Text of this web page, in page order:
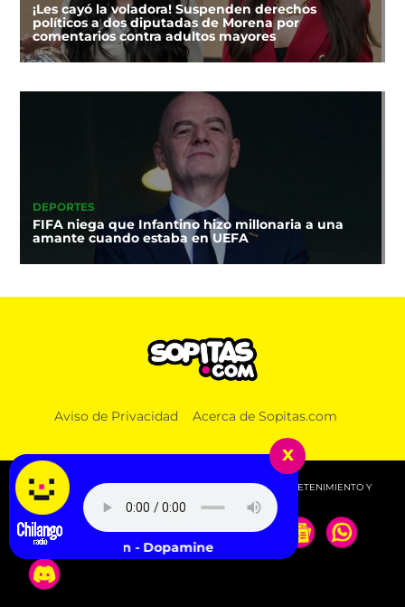
¡Les cayó la voladora! Suspenden derechos
políticos a dos diputadas de Morena por
comentarios contra adultos mayores
DEPORTES
FIFA niega que Infantino hizo millonaria a una
amante cuando estaba en UEFA
Aviso de Privacidad Acerca de Sopitas.com
© 2026 SOPITAS.COM - MÚSICA, NOTICIAS, DEPORTES, ENTRETENIMIENTO Y
MÁS!.
x
Robyn - Dopamine